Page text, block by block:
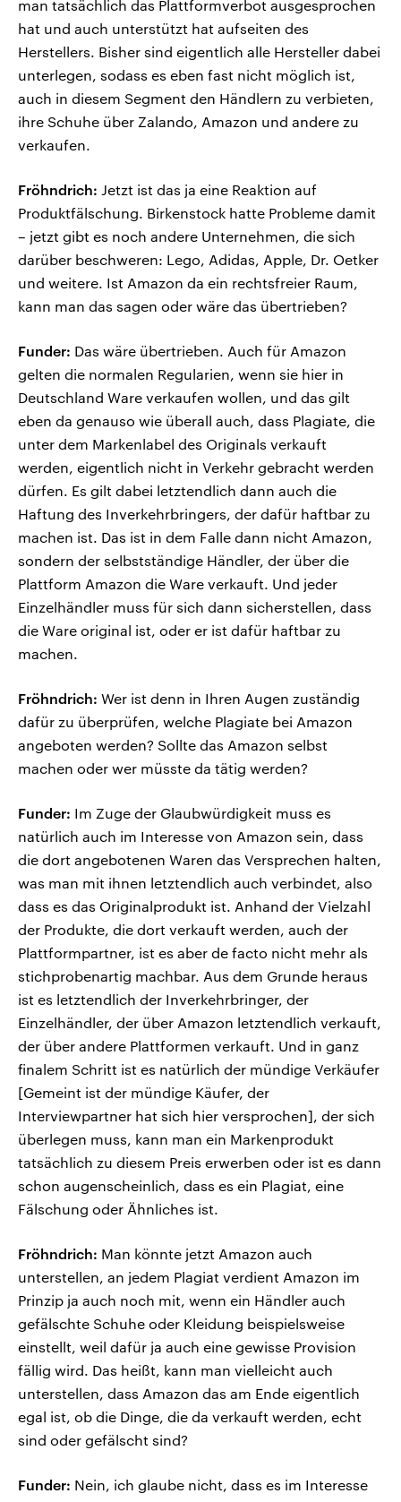
man tatsächlich das Plattformverbot ausgesprochen
hat und auch unterstützt hat aufseiten des
Herstellers. Bisher sind eigentlich alle Hersteller dabei
unterlegen, sodass es eben fast nicht möglich ist,
auch in diesem Segment den Händlern zu verbieten,
ihre Schuhe über Zalando, Amazon und andere zu
verkaufen.
Fröhndrich: Jetzt ist das ja eine Reaktion auf
Produktfälschung. Birkenstock hatte Probleme damit
– jetzt gibt es noch andere Unternehmen, die sich
darüber beschweren: Lego, Adidas, Apple, Dr. Oetker
und weitere. Ist Amazon da ein rechtsfreier Raum,
kann man das sagen oder wäre das übertrieben?
Funder: Das wäre übertrieben. Auch für Amazon
gelten die normalen Regularien, wenn sie hier in
Deutschland Ware verkaufen wollen, und das gilt
eben da genauso wie überall auch, dass Plagiate, die
unter dem Markenlabel des Originals verkauft
werden, eigentlich nicht in Verkehr gebracht werden
dürfen. Es gilt dabei letztendlich dann auch die
Haftung des Inverkehrbringers, der dafür haftbar zu
machen ist. Das ist in dem Falle dann nicht Amazon,
sondern der selbstständige Händler, der über die
Plattform Amazon die Ware verkauft. Und jeder
Einzelhändler muss für sich dann sicherstellen, dass
die Ware original ist, oder er ist dafür haftbar zu
machen.
Fröhndrich: Wer ist denn in Ihren Augen zuständig
dafür zu überprüfen, welche Plagiate bei Amazon
angeboten werden? Sollte das Amazon selbst
machen oder wer müsste da tätig werden?
Funder: Im Zuge der Glaubwürdigkeit muss es
natürlich auch im Interesse von Amazon sein, dass
die dort angebotenen Waren das Versprechen halten,
was man mit ihnen letztendlich auch verbindet, also
dass es das Originalprodukt ist. Anhand der Vielzahl
der Produkte, die dort verkauft werden, auch der
Plattformpartner, ist es aber de facto nicht mehr als
stichprobenartig machbar. Aus dem Grunde heraus
ist es letztendlich der Inverkehrbringer, der
Einzelhändler, der über Amazon letztendlich verkauft,
der über andere Plattformen verkauft. Und in ganz
finalem Schritt ist es natürlich der mündige Verkäufer
[Gemeint ist der mündige Käufer, der
Interviewpartner hat sich hier versprochen], der sich
überlegen muss, kann man ein Markenprodukt
tatsächlich zu diesem Preis erwerben oder ist es dann
schon augenscheinlich, dass es ein Plagiat, eine
Fälschung oder Ähnliches ist.
Fröhndrich: Man könnte jetzt Amazon auch
unterstellen, an jedem Plagiat verdient Amazon im
Prinzip ja auch noch mit, wenn ein Händler auch
gefälschte Schuhe oder Kleidung beispielsweise
einstellt, weil dafür ja auch eine gewisse Provision
fällig wird. Das heißt, kann man vielleicht auch
unterstellen, dass Amazon das am Ende eigentlich
egal ist, ob die Dinge, die da verkauft werden, echt
sind oder gefälscht sind?
Funder: Nein, ich glaube nicht, dass es im Interesse